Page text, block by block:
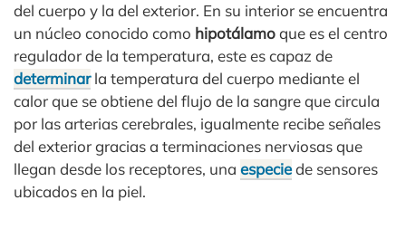
del cuerpo y la del exterior. En su interior se encuentra
un núcleo conocido como hipotálamoque es el centro
regulador de la temperatura, este es capaz de
determinarla temperatura del cuerpo mediante el
calor que se obtiene del flujo de la sangre que circula
por las arterias cerebrales, igualmente recibe señales
del exterior gracias a terminaciones nerviosas que
llegan desde los receptores, una especiede sensores
ubicados en la piel.